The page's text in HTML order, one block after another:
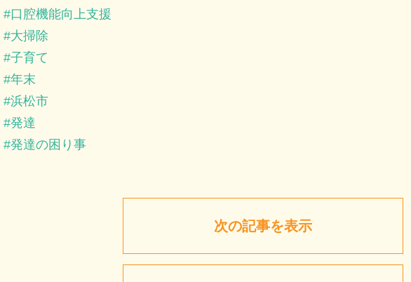
口腔機能向上支援
大掃除
子育て
年末
浜松市
発達
発達の困り事
次の記事を表示